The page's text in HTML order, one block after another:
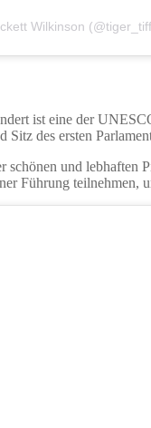
Wilkinson
ist eine der
Sitz des ersten
und lebhaften
Führung teilnehmen,